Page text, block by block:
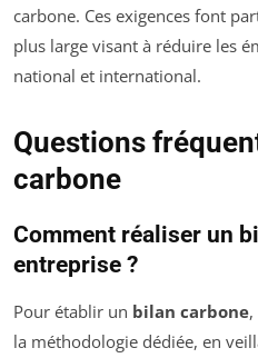
carbone. Ces exigences font
plus large visant à réduire les
national et international.
Questions
carbone
Comment réaliser un
entreprise ?
Pour établir un bilan carbone
la méthodologie dédiée, en